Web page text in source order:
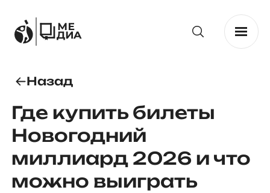
Назад
Где купить билеты
Новогодний
миллиард 2026 и что
можно выиграть